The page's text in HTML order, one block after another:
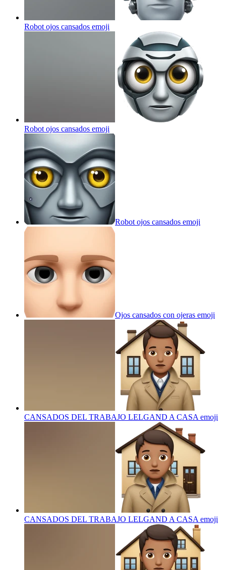
Robot ojos cansados emoji
Robot ojos cansados emoji
Robot ojos cansados emoji
Ojos cansados con ojeras emoji
CANSADOS DEL TRABAJO LELGAND A CASA emoji
CANSADOS DEL TRABAJO LELGAND A CASA emoji